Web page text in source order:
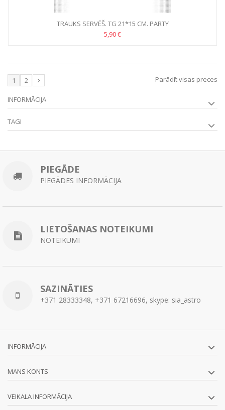
TRAUKS SERVĒŠ. TG 21*15 CM. PARTY
5,90 €
Parādīt visas preces
1 2
INFORMĀCIJA
TAGI
PIEGĀDE
PIEGĀDES INFORMĀCIJA
LIETOŠANAS NOTEIKUMI
NOTEIKUMI
SAZINĀTIES
+371 28333348, +371 67216696, skype: sia_astro
INFORMĀCIJA
MANS KONTS
VEIKALA INFORMĀCIJA